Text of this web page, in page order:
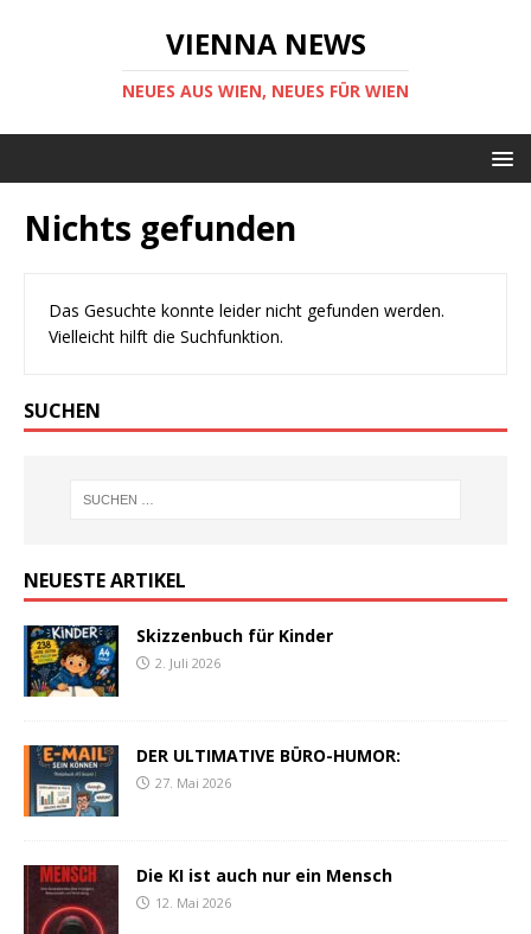
VIENNA NEWS
NEUES AUS WIEN, NEUES FÜR WIEN
Nichts gefunden
Das Gesuchte konnte leider nicht gefunden werden.
Vielleicht hilft die Suchfunktion.
SUCHEN
NEUESTE ARTIKEL
Skizzenbuch für Kinder
2. Juli 2026
DER ULTIMATIVE BÜRO-HUMOR:
27. Mai 2026
Die KI ist auch nur ein Mensch
12. Mai 2026